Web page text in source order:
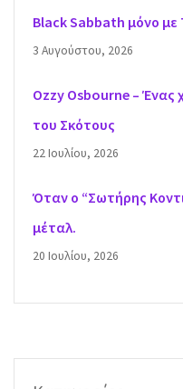
Black Sabbath μόνο
3 Αυγούστου, 2026
Ozzy Osbourne – Ένας
του Σκότους
22 Ιουλίου, 2026
Όταν ο “Σωτήρης
μέταλ.
20 Ιουλίου, 2026